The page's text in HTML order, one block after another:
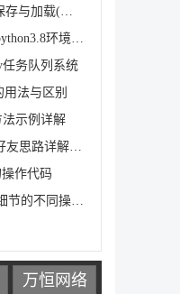
PyTorch 多GPU下模型的保存与加载(踩坑笔记)
修复python-memcached在python3.8环境中报Syntax
任务队列系统
用法与区别
法示例详解
python发qq消息轰炸虐狗好友思路详解(完整代码)
作代码
Python OpenCV 针对图像细节的不同操作技巧
万恒网络